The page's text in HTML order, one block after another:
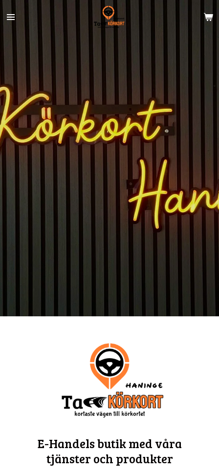
till
huvudinnehållet
E-Handels butik med våra
tjänster och produkter